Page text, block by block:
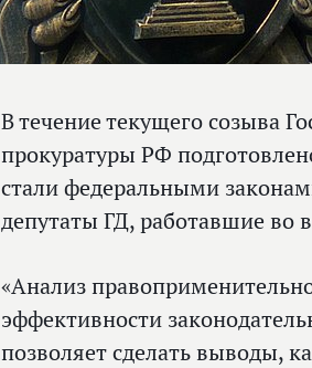
В течение текущего созыва
прокуратуры РФ
стали федеральными
депутаты ГД, работавшие во
«Анализ
эффективности
позволяет сделать выводы,